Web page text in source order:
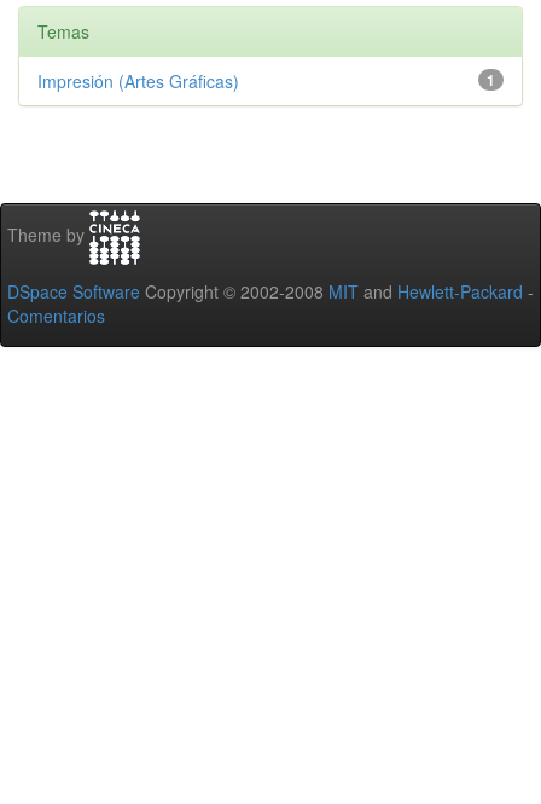
Temas
1
Impresión (Artes Gráficas)
Theme by
DSpace Software Copyright © 2002-2008 MIT and Hewlett-Packard -
Comentarios